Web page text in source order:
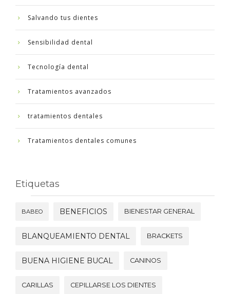
Salvando tus dientes
Sensibilidad dental
Tecnología dental
Tratamientos avanzados
tratamientos dentales
Tratamientos dentales comunes
Etiquetas
BABEO BENEFICIOS BIENESTAR GENERAL
BLANQUEAMIENTO DENTAL BRACKETS
BUENA HIGIENE BUCAL CANINOS
CARILLAS CEPILLARSE LOS DIENTES